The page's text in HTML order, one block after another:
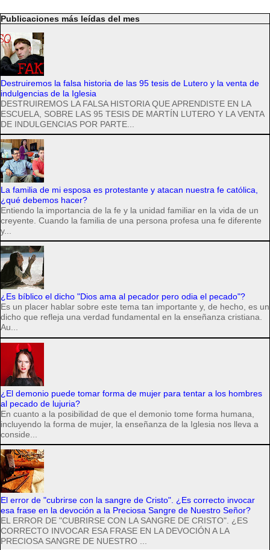
Publicaciones más leídas del mes
Destruiremos la falsa historia de las 95 tesis de Lutero y la venta de
indulgencias de la Iglesia
DESTRUIREMOS LA FALSA HISTORIA QUE APRENDISTE EN LA
ESCUELA, SOBRE LAS 95 TESIS DE MARTÍN LUTERO Y LA VENTA
DE INDULGENCIAS POR PARTE...
La familia de mi esposa es protestante y atacan nuestra fe católica,
¿qué debemos hacer?
Entiendo la importancia de la fe y la unidad familiar en la vida de un
creyente. Cuando la familia de una persona profesa una fe diferente
y...
¿Es bíblico el dicho "Dios ama al pecador pero odia el pecado"?
Es un placer hablar sobre este tema tan importante y, de hecho, es un
dicho que refleja una verdad fundamental en la enseñanza cristiana.
Au...
¿El demonio puede tomar forma de mujer para tentar a los hombres
al pecado de lujuria?
En cuanto a la posibilidad de que el demonio tome forma humana,
incluyendo la forma de mujer, la enseñanza de la Iglesia nos lleva a
conside...
El error de "cubrirse con la sangre de Cristo". ¿Es correcto invocar
esa frase en la devoción a la Preciosa Sangre de Nuestro Señor?
EL ERROR DE "CUBRIRSE CON LA SANGRE DE CRISTO". ¿ES
CORRECTO INVOCAR ESA FRASE EN LA DEVOCIÓN A LA
PRECIOSA SANGRE DE NUESTRO ...